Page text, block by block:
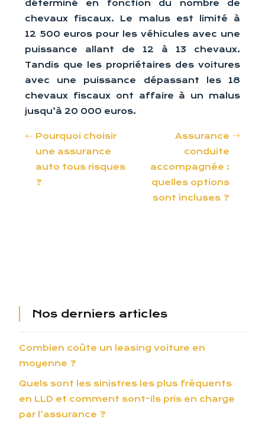
déterminé en fonction du nombre de
chevaux fiscaux. Le malus est limité à
12 500 euros pour les véhicules avec une
puissance allant de 12 à 13 chevaux.
Tandis que les propriétaires des voitures
avec une puissance dépassant les 18
chevaux fiscaux ont affaire à un malus
jusqu’à 20 000 euros.
Pourquoi choisir
une assurance
auto tous risques
?
Assurance
conduite
accompagnée :
quelles options
sont incluses ?
Nos derniers articles
Combien coûte un leasing voiture en
moyenne ?
Quels sont les sinistres les plus fréquents
en LLD et comment sont-ils pris en charge
par l’assurance ?